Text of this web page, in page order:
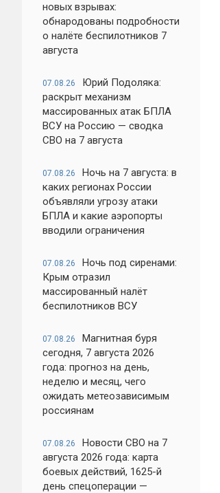
новых взрывах:
обнародованы подробности
о налёте беспилотников 7
августа
07.08.26
Юрий Подоляка:
раскрыт механизм
массированных атак БПЛА
ВСУ на Россию — сводка
СВО на 7 августа
07.08.26
Ночь на 7 августа: в
каких регионах России
объявляли угрозу атаки
БПЛА и какие аэропорты
вводили ограничения
07.08.26
Ночь под сиренами:
Крым отразил
массированный налёт
беспилотников ВСУ
07.08.26
Магнитная буря
сегодня, 7 августа 2026
года: прогноз на день,
неделю и месяц, чего
ожидать метеозависимым
россиянам
07.08.26
Новости СВО на 7
августа 2026 года: карта
боевых действий, 1625-й
день спецоперации —